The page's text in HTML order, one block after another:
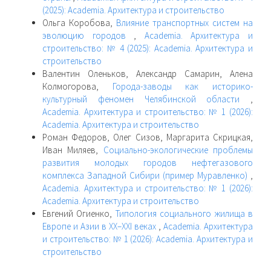
(2025): Academia. Архитектура и строительство
Ольга Коробова, Влияние транспортных систем на
эволюцию городов , Academia. Архитектура и
строительство: № 4 (2025): Academia. Архитектура и
строительство
Валентин Оленьков, Александр Самарин, Алена
Колмогорова, Города-заводы как историко-
культурный феномен Челябинской области ,
Academia. Архитектура и строительство: № 1 (2026):
Academia. Архитектура и строительство
Роман Федоров, Олег Сизов, Маргарита Скрицкая,
Иван Миляев, Социально-экологические проблемы
развития молодых городов нефтегазового
комплекса Западной Сибири (пример Муравленко) ,
Academia. Архитектура и строительство: № 1 (2026):
Academia. Архитектура и строительство
Евгений Огиенко, Типология социального жилища в
Европе и Азии в XX–XXI веках , Academia. Архитектура
и строительство: № 1 (2026): Academia. Архитектура и
строительство